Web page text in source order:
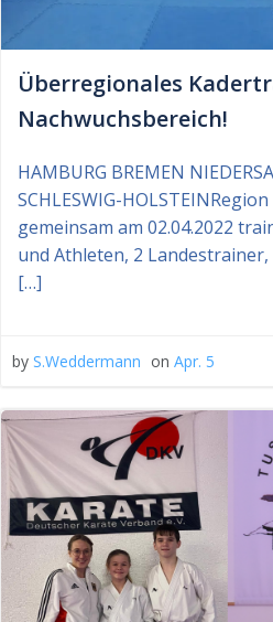
Überregionales
Nachwuchsbereich!
HAMBURG BREMEN
SCHLESWIG-
gemeinsam am 02.04.2022
und Athleten, 2
[…]
by S.Weddermann on Apr. 5